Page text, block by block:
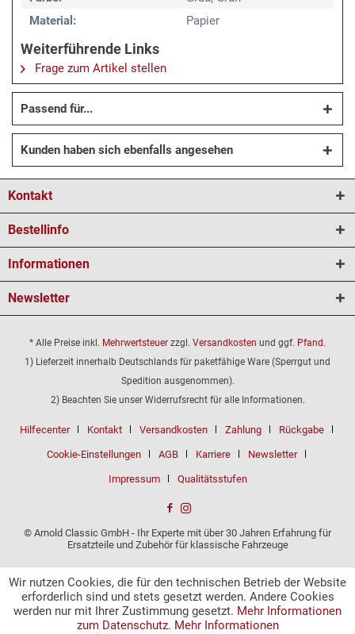
Material:
Papier
Weiterführende Links
Frage zum Artikel stellen
Passend für...
Kunden haben sich ebenfalls angesehen
Kontakt
Bestellinfo
Informationen
Newsletter
* Alle Preise inkl. Mehrwertsteuer zzgl. Versandkosten und ggf. Pfand.
1) Lieferzeit innerhalb Deutschlands für paketfähige Ware (Sperrgut und
Spedition ausgenommen).
2) Beachten Sie unser Widerrufsrecht für alle Informationen.
Hilfecenter Kontakt Versandkosten Zahlung Rückgabe
Cookie-Einstellungen AGB Karriere Newsletter
Impressum Qualitätsstufen
© Arnold Classic GmbH - Ihr Experte mit über 30 Jahren Erfahrung für
Ersatzteile und Zubehör für klassische Fahrzeuge
Wir nutzen Cookies, die für den technischen Betrieb der Website
erforderlich sind und stets gesetzt werden. Andere Cookies
werden nur mit Ihrer Zustimmung gesetzt. Mehr Informationen
zum Datenschutz. Mehr Informationen